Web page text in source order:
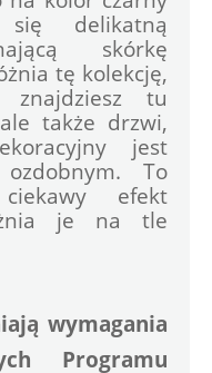
się delikatną
skórkę
tę kolekcję,
tu
także drzwi,
jest
To
efekt
je na tle
wymagania
Programu